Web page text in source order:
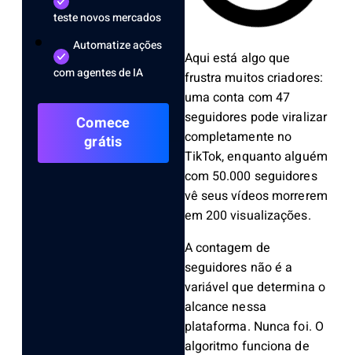
teste novos mercados
Automatize ações
com agentes de IA
Comece
grátis
Aqui está algo que
frustra muitos criadores:
uma conta com 47
seguidores pode viralizar
completamente no
TikTok, enquanto alguém
com 50.000 seguidores
vê seus vídeos morrerem
em 200 visualizações.
A contagem de
seguidores não é a
variável que determina o
alcance nessa
plataforma. Nunca foi. O
algoritmo funciona de